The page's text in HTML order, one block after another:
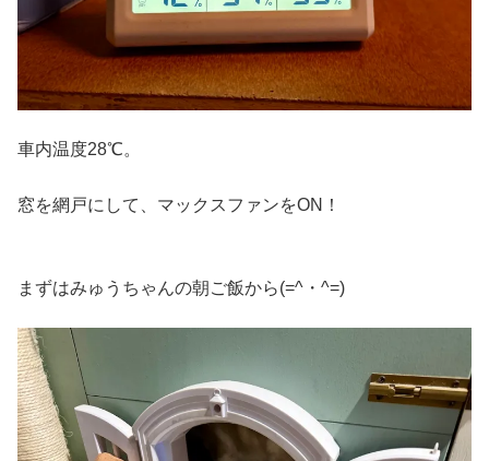
車内温度28℃。
窓を網戸にして、マックスファンをON！
まずはみゅうちゃんの朝ご飯から(=^・^=)